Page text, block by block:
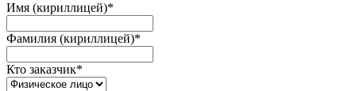
Имя (кириллицей)*
Фамилия (кириллицей)*
Кто заказчик*